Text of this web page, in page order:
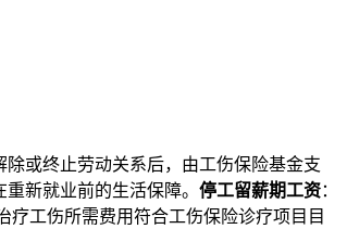
除或终止劳动关系后，由工伤保险基金支
新就业前的生活保障。 停工留薪期工资：
疗工伤所需费用符合工伤保险诊疗项目目